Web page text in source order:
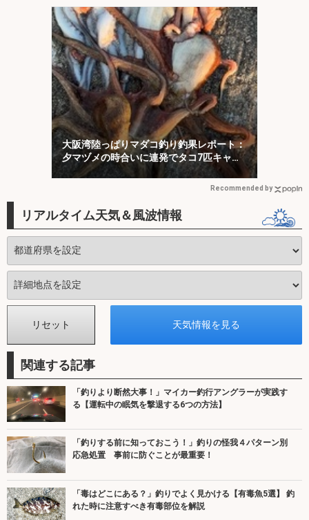
大阪湾陸っぱりマダコ釣り釣果レポート：
夕マヅメの時合いに連発でタコ7匹キャッ
チ【南港魚つり園】
Recommended by
リアルタイム天気＆風波情報
関連する記事
「釣りより断然大事！」マイカー釣行アングラーが実践す
る【運転中の眠気を撃退する6つの方法】
「釣りする前に知っておこう！」釣りの怪我４パターン別
応急処置 事前に防ぐことが最重要！
「毒はどこにある？」釣りでよく見かける【有毒魚5選】 釣
れた時に注意すべき有毒部位を解説